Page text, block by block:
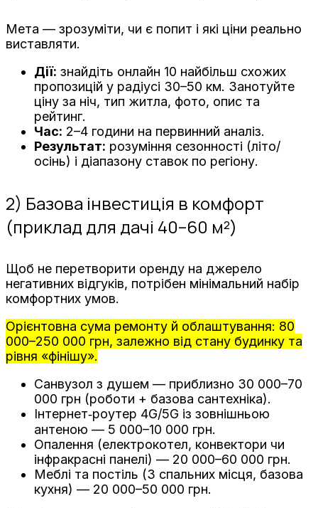
Мета — зрозуміти, чи є попит і які ціни реально
виставляти.
Дії: знайдіть онлайн 10 найбільш схожих
пропозицій у радіусі 30–50 км. Занотуйте
ціну за ніч, тип житла, фото, опис та
рейтинг.
Час: 2–4 години на первинний аналіз.
Результат: розуміння сезонності (літо/
осінь) і діапазону ставок по регіону.
2) Базова інвестиція в комфорт
(приклад для дачі 40–60 м²)
Щоб не перетворити оренду на джерело
негативних відгуків, потрібен мінімальний набір
комфортних умов.
Орієнтовна сума ремонту й облаштування: 80
000–250 000 грн, залежно від стану будинку та
рівня «фінішу».
Санвузол з душем — приблизно 30 000–70
000 грн (роботи + базова сантехніка).
Інтернет‑роутер 4G/5G із зовнішньою
антеною — 5 000–10 000 грн.
Опалення (електрокотел, конвектори чи
інфракрасні панелі) — 20 000–60 000 грн.
Меблі та постіль (3 спальних місця, базова
кухня) — 20 000–50 000 грн.